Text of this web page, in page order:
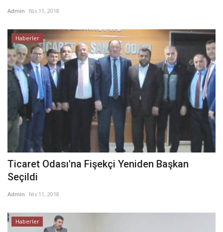
Admin Nis 11, 2018
Haberler
Ticaret Odası'na Fişekçi Yeniden Başkan
Seçildi
Admin Nis 11, 2018
Haberler